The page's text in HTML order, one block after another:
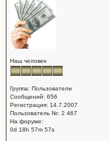
Наш человек
Группа: Пользователи
Сообщений: 656
Регистрация: 14.7.2007
Пользователь №: 2 467
На форуме:
0d 18h 57m 57s